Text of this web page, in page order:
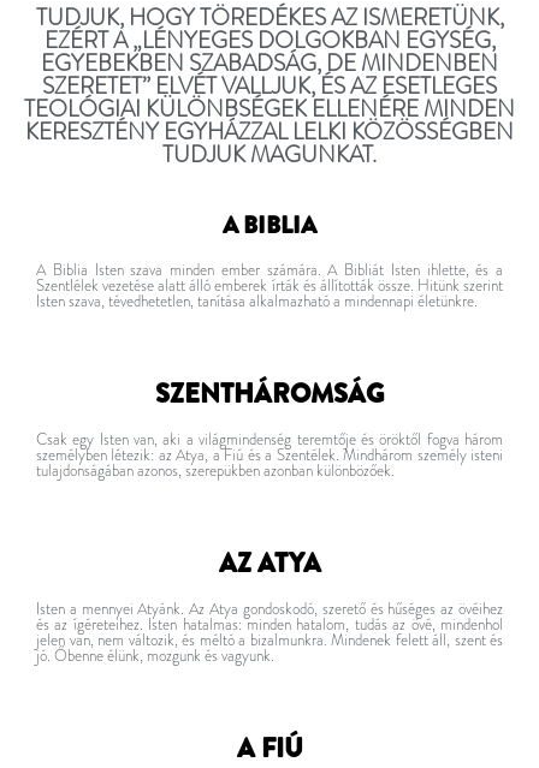
TUDJUK, HOGY TÖREDÉKES AZ ISMERETÜNK,
EZÉRT A „LÉNYEGES DOLGOKBAN EGYSÉG,
EGYEBEKBEN SZABADSÁG, DE MINDENBEN
SZERETET” ELVÉT VALLJUK, ÉS AZ ESETLEGES
TEOLÓGIAI KÜLÖNBSÉGEK ELLENÉRE MINDEN
KERESZTÉNY EGYHÁZZAL LELKI KÖZÖSSÉGBEN
TUDJUK MAGUNKAT.
A BIBLIA
A Biblia Isten szava minden ember számára. A Bibliát Isten ihlette, és a
Szentlélek vezetése alatt álló emberek írták és állították össze. Hitünk szerint
Isten szava, tévedhetetlen, tanítása alkalmazható a mindennapi életünkre.
SZENTHÁROMSÁG
Csak egy Isten van, aki a világmindenség teremtője és öröktől fogva három
személyben létezik: az Atya, a Fiú és a Szentélek. Mindhárom személy isteni
tulajdonságában azonos, szerepükben azonban különbözőek.
AZ ATYA
Isten a mennyei Atyánk. Az Atya gondoskodó, szerető és hűséges az övéihez
és az ígéreteihez. Isten hatalmas: minden hatalom, tudás az övé, mindenhol
jelen van, nem változik, és méltó a bizalmunkra. Mindenek felett áll, szent és
jó. Őbenne élünk, mozgunk és vagyunk.
A FIÚ